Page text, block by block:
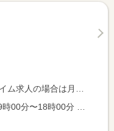
求人の場合は時間額を表示しています。